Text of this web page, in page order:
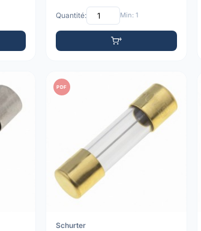
Quantité: Min: 1
PDF
Schurter